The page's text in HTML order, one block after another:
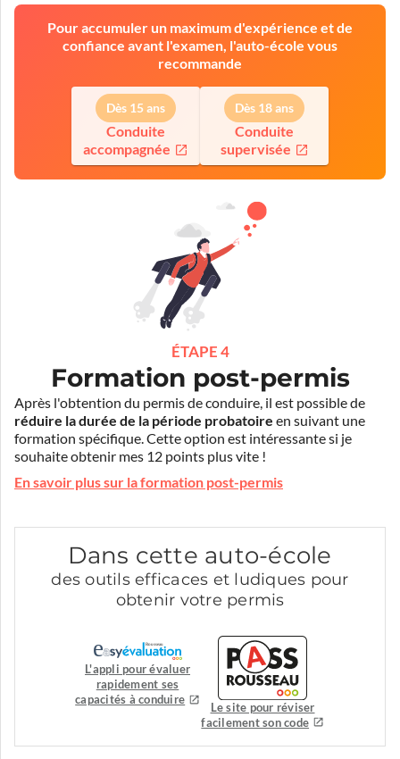
Pour accumuler un maximum d'expérience et de
confiance avant l'examen, l'auto-école vous
recommande
Dès 15 ans
Conduite
accompagnée
Dès 18 ans
Conduite
supervisée
ÉTAPE 4
Formation post-permis
Après l'obtention du permis de conduire, il est possible de
réduire la durée de la période probatoire en suivant une
formation spécifique. Cette option est intéressante si je
souhaite obtenir mes 12 points plus vite !
En savoir plus sur la formation post-permis
Dans cette auto-école
des outils efficaces et ludiques pour
obtenir votre permis
L'appli pour évaluer
rapidement ses
capacités à conduire
Le site pour réviser
facilement son code